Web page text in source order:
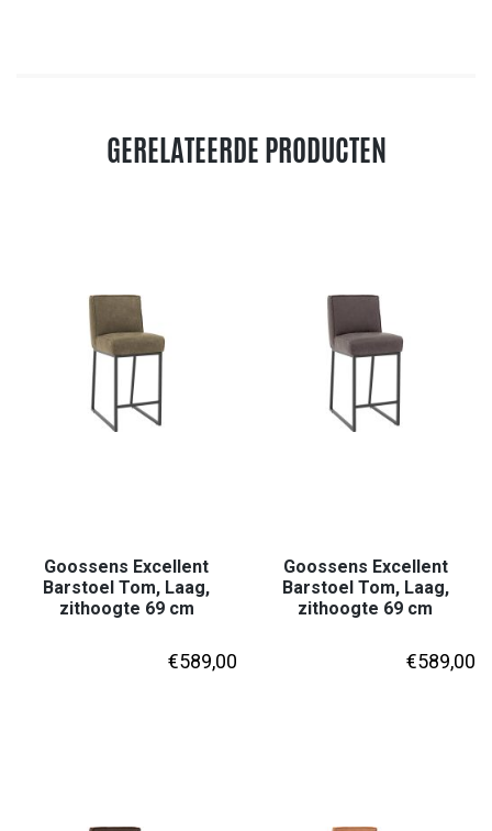
GERELATEERDE PRODUCTEN
Goossens Excellent
Barstoel Tom, Laag,
zithoogte 69 cm
€589,00
Goossens Excellent
Barstoel Tom, Laag,
zithoogte 69 cm
€589,00